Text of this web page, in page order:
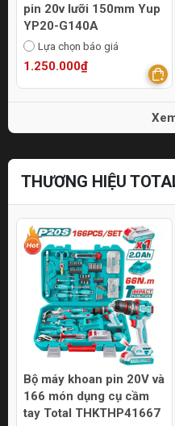
pin 20v lưỡi 150mm Yup
YP20-G140A
Lựa chọn báo giá
1.250.000₫
THƯƠNG HIỆU
Bộ máy khoan pin 20V và
166 món dụng cụ cầm
tay Total THKTHP41667